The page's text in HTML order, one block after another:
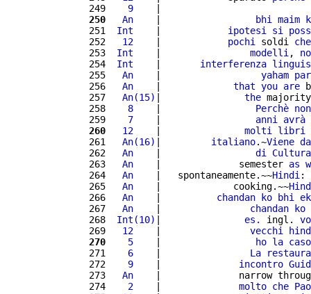
249
   9
250
  An
    |
bhi maim
251
Int
    |
ipotesi si
252
  12
    |
pochi soldi che
253
Int
    |
modelli ,
254
Int
    |
interferenza
255
  An
    |
yaham par
256
  An
    |
that you are
257
  An(15)
| the
258
   8
    |
Perchè non
259
   7
    |
anni
avrà
260
  12
    |
molti
libri
261
  An(16)
| italiano.~Viene da
262
  An
    |
di
Cultura
263
  An
    |              semester
as
264
  An
    |   spontaneamente.~~
Hindi :
265
  An
    |             cooking.~~
266
  An
    |
chandan ko bhi
ek
267
  An
    |
chandan ko
268
Int(10) | es. ingl.
269
  12
    |
vecchi
270
   5
    |
ho la caso
271
   6
    |
La
272
   9
    |
incontro
273
  An
|              narrow
274
   2
    |
molto che